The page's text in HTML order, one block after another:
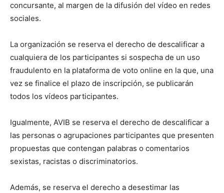
concursante, al margen de la difusión del vídeo en redes
sociales.
La organización se reserva el derecho de descalificar a
cualquiera de los participantes si sospecha de un uso
fraudulento en la plataforma de voto online en la que, una
vez se finalice el plazo de inscripción, se publicarán
todos los vídeos participantes.
Igualmente, AVIB se reserva el derecho de descalificar a
las personas o agrupaciones participantes que presenten
propuestas que contengan palabras o comentarios
sexistas, racistas o discriminatorios.
Además, se reserva el derecho a desestimar las